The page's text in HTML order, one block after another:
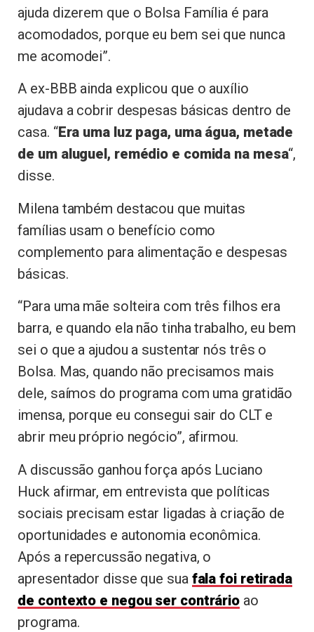
ajuda dizerem que o Bolsa Família é para
acomodados, porque eu bem sei que nunca
me acomodei”.
A ex-BBB ainda explicou que o auxílio
ajudava a cobrir despesas básicas dentro de
casa. “Era uma luz paga, uma água, metade
de um aluguel, remédio e comida na mesa“,
disse.
Milena também destacou que muitas
famílias usam o benefício como
complemento para alimentação e despesas
básicas.
“Para uma mãe solteira com três filhos era
barra, e quando ela não tinha trabalho, eu bem
sei o que a ajudou a sustentar nós três o
Bolsa. Mas, quando não precisamos mais
dele, saímos do programa com uma gratidão
imensa, porque eu consegui sair do CLT e
abrir meu próprio negócio”, afirmou.
A discussão ganhou força após Luciano
Huck afirmar, em entrevista que políticas
sociais precisam estar ligadas à criação de
oportunidades e autonomia econômica.
Após a repercussão negativa, o
apresentador disse que sua fala foi retirada
de contexto e negou ser contrário ao
programa.